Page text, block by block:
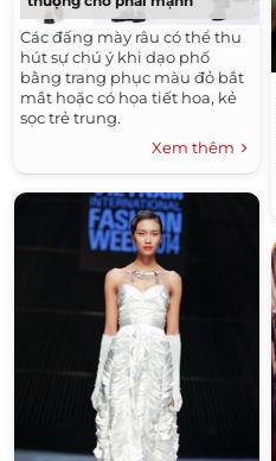
Các đấng mày râu có thể thu
hút sự chú ý khi dạo phố
bằng trang phục màu đỏ bắt
mắt hoặc có họa tiết hoa, kẻ
sọc trẻ trung.
Xem thêm